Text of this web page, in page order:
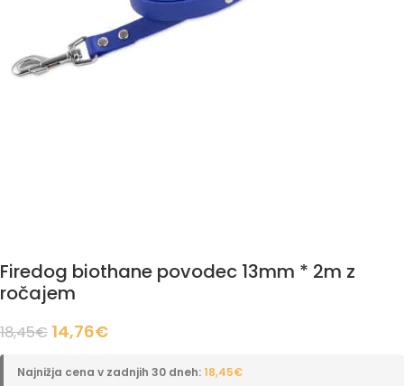
Firedog biothane povodec 13mm * 2m z
ročajem
18,45€ 14,76€
Najnižja cena v zadnjih 30 dneh:18,45€